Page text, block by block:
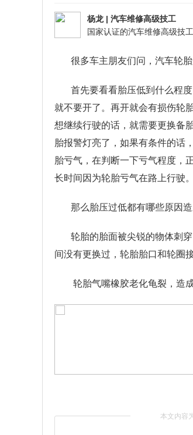
杨龙| 汽车维修高级技工
很多车主朋友们问，汽车轮
首先要看看胎压低到什么程
就不要开了。再开就会有损伤轮
想继续行驶的话，就需要更换备
胎报警灯亮了，如果有条件的话
胎亏气，在判断一下亏气程度，
长时间因为轮胎亏气在路上行驶
那么胎压过低都有哪些原因
轮胎的胎面被尖锐的物体刺
间没有更换过，轮胎胎口和轮圈
轮胎气嘴橡胶老化龟裂，造
本文内容